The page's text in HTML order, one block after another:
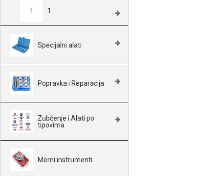
1
Specijalni alati
Popravka i Reparacija
Zubčenje i Alati po
tipovima
Merni instrumenti